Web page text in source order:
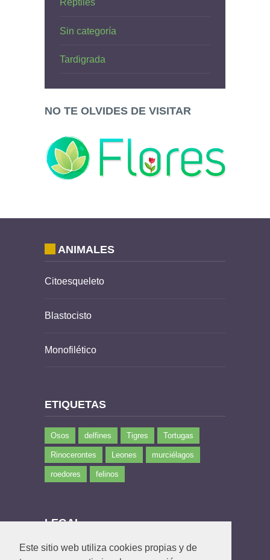
Este sitio web utiliza cookies propias y de
Reptiles
Sin categoría
Tardigrada
NO TE OLVIDES DE VISITAR
ANIMALES
Citoesqueleto
Blastocisto
Monofilético
ETIQUETAS
Osos delfines Tigres Tortugas
Rinocerontes Leones murciélagos
roedores felinos
LEGAL
Política de privacidad